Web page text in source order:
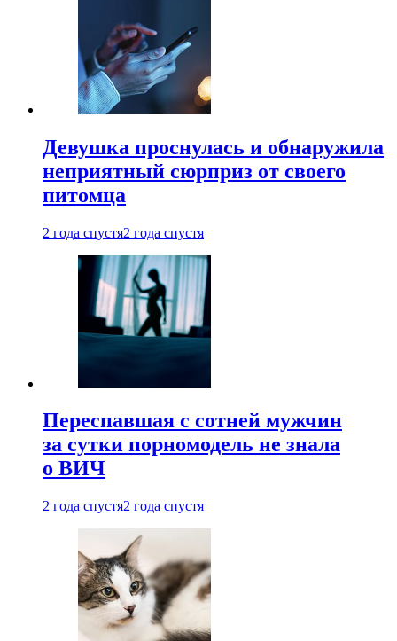
Девушка проснулась и обнаружила
неприятный сюрприз от своего
питомца
2 года спустя2 года спустя
Переспавшая с сотней мужчин
за сутки порномодель не знала
о ВИЧ
2 года спустя2 года спустя